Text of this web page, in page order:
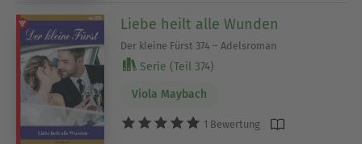
Liebe heilt alle Wunden
Der kleine Fürst 374 – Adelsroman
Serie (Teil 374)
Viola Maybach
1 Bewertung